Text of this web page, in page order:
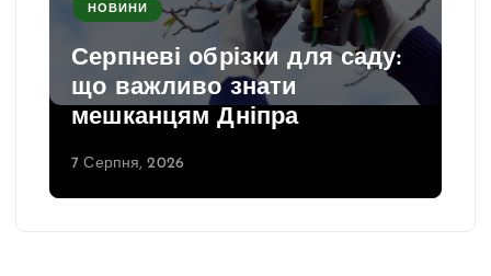
НОВИНИ
Серпневі обрізки для саду:
що важливо знати
мешканцям Дніпра
7 Серпня, 2026